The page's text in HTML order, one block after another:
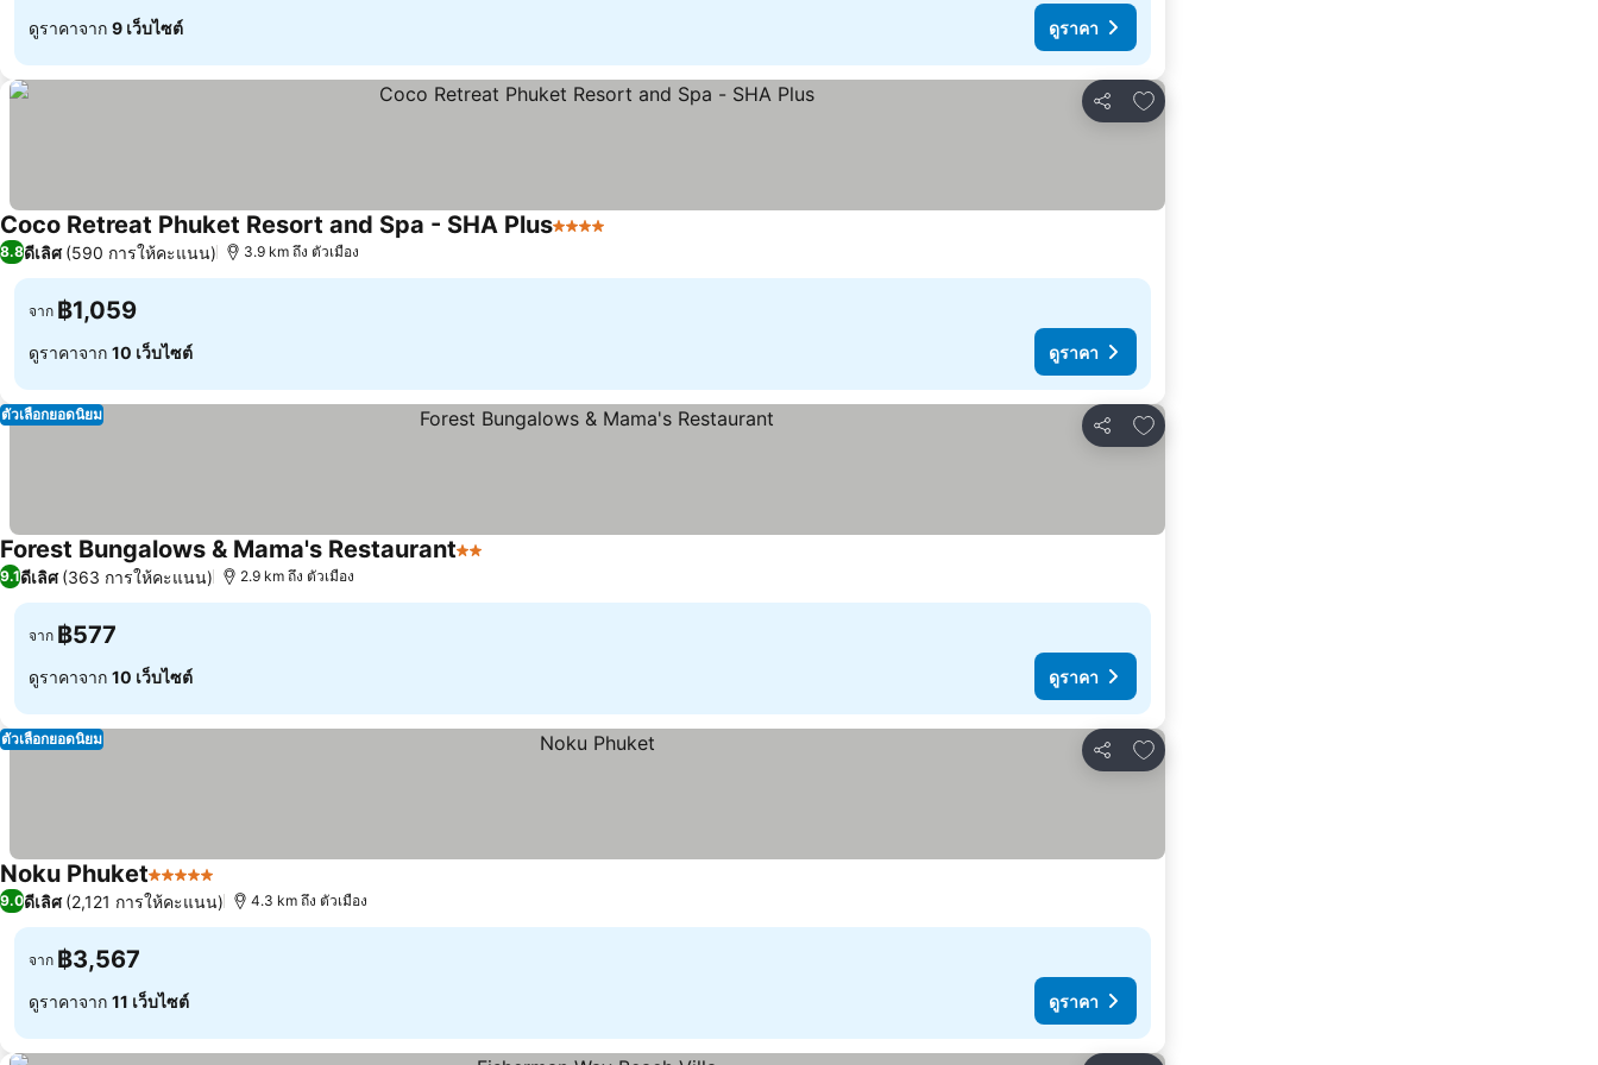
ดูราคาจาก 9 เว็บไซต์ ดูราคา
แชร์
เพิ่มในรายการโปรด
Coco Retreat Phuket Resort and Spa - SHA Plus4 ดาว
8.8ดีเลิศ (590 การให้คะแนน) 3.9 km ถึง ตัวเมือง
จาก ฿1,059
ดูราคาจาก 10 เว็บไซต์ ดูราคา
แชร์
เพิ่มในรายการโปรด
ตัวเลือกยอดนิยม
Forest Bungalows & Mama's Restaurant2 ดาว
9.1ดีเลิศ (363 การให้คะแนน) 2.9 km ถึง ตัวเมือง
จาก ฿577
ดูราคาจาก 10 เว็บไซต์ ดูราคา
แชร์
เพิ่มในรายการโปรด
ตัวเลือกยอดนิยม
Noku Phuket5 ดาว
9.0ดีเลิศ (2,121 การให้คะแนน) 4.3 km ถึง ตัวเมือง
จาก ฿3,567
ดูราคาจาก 11 เว็บไซต์ ดูราคา